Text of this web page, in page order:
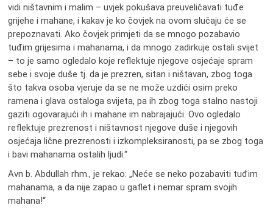
vidi ništavnim i malim – uvjek pokušava preuveličavati tuđe
grijehe i mahane, i kakav je ko čovjek na ovom slučaju će se
prepoznavati. Ako čovjek primjeti da se mnogo pozabavio
tuđim grijesima i mahanama, i da mnogo zadirkuje ostali svijet
– to je samo ogledalo koje reflektuje njegove osjećaje spram
sebe i svoje duše tj. da je prezren, sitan i ništavan, zbog toga
što takva osoba vjeruje da se ne može uzdići osim preko
ramena i glava ostaloga svijeta, pa ih zbog toga stalno nastoji
gaziti ogovarajući ih i mahane im nabrajajući. Ovo ogledalo
reflektuje prezrenost i ništavnost njegove duše i njegovih
osjećaja lične prezrenosti i izkompleksiranosti, pa se zbog toga
i bavi mahanama ostalih ljudi.“
Avn b. Abdullah rhm., je rekao: „Neće se neko pozabaviti tuđim
mahanama, a da nije zapao u gaflet i nemar spram svojih
mahana!“